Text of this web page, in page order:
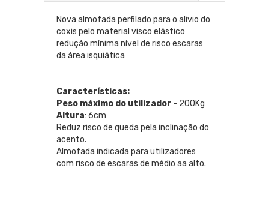
Nova almofada perfilado para o alivio do
coxis pelo material visco elástico
redução mínima nível de risco escaras
da área isquiática
Características:
Peso máximo do utilizador - 200Kg
Altura: 6cm
Reduz risco de queda pela inclinação do
acento.
Almofada indicada para utilizadores
com risco de escaras de médio aa alto.